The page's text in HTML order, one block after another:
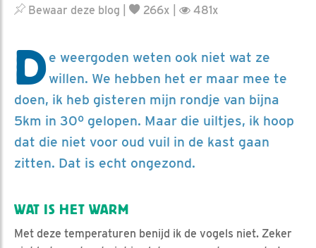
Bewaar deze blog
266x | 481x
De weergoden weten ook niet wat ze
willen. We hebben het er maar mee te
doen, ik heb gisteren mijn rondje van bijna
5km in 30º gelopen. Maar die uiltjes, ik hoop
dat die niet voor oud vuil in de kast gaan
zitten. Dat is echt ongezond.
WAT IS HET WARM
Met deze temperaturen benijd ik de vogels niet. Zeker